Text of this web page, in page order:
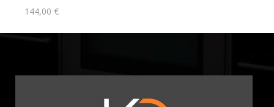
144,00 €